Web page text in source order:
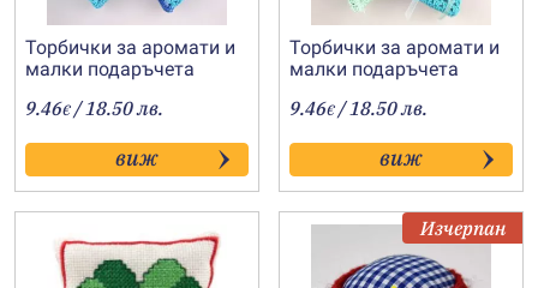
Торбички за аромати и
малки подаръчета
вълшебство-2“
9.46€ / 18.50 лв.
виж
Торбички за аромати и
малки подаръчета
вълшебство-1“
9.46€ / 18.50 лв.
виж
Изчерпан